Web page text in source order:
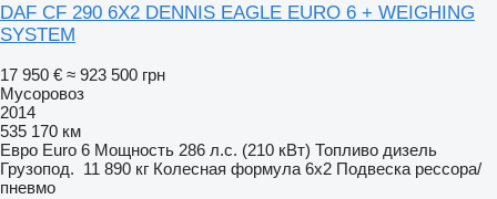
DAF CF 290 6X2 DENNIS EAGLE EURO 6 + WEIGHING
SYSTEM
17 950 € ≈ 923 500 грн
Мусоровоз
2014
535 170 км
Евро Euro 6 Мощность 286 л.с. (210 кВт) Топливо дизель
Грузопод. 11 890 кг Колесная формула 6x2 Подвеска рессора/
пневмо